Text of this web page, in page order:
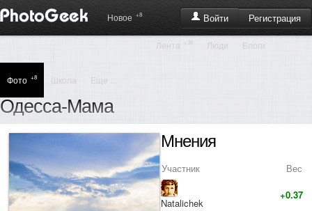
Войти Регистрация
Новое +8
Лента Люди Блоги
Фото +8 Школа Еще ...
Одесса-Мама
Мнения
Участник Вес
Natalichek
+0.37